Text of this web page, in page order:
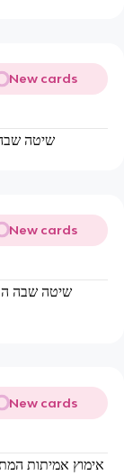
New cards
שיטה
New cards
שיטה שבה
New cards
אימוץ אמיתות